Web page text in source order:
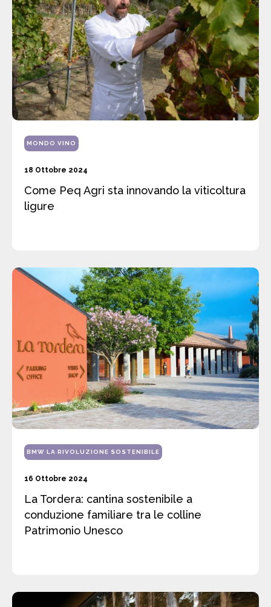
MONDO VINO
18 Ottobre 2024
Come Peq Agri sta innovando la viticoltura
ligure
BMW LA RIVOLUZIONE SOSTENIBILE
16 Ottobre 2024
La Tordera: cantina sostenibile a
conduzione familiare tra le colline
Patrimonio Unesco